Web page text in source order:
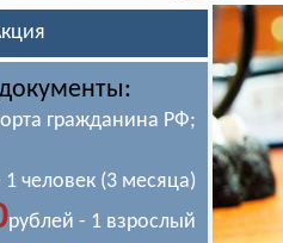
гражданина РФ;
человек (3 месяца)
рублей - 1 взрослый